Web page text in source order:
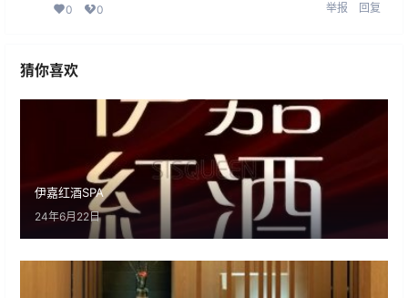
0 0 举报 回复
猜你喜欢
伊嘉红酒SPA
24年6月22日